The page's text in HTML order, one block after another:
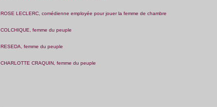
ROSE LECLERC, comédienne employée pour jouer la femme de chambre
COLCHIQUE, femme du peuple
RESEDA, femme du peuple
CHARLOTTE CRAQUIN, femme du peuple